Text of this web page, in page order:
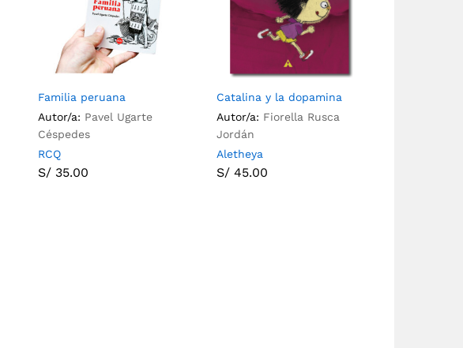
Familia peruana
Autor/a: Pavel Ugarte
Céspedes
RCQ
S/ 35.00
Catalina y la dopamina
Autor/a: Fiorella Rusca
Jordán
Aletheya
S/ 45.00